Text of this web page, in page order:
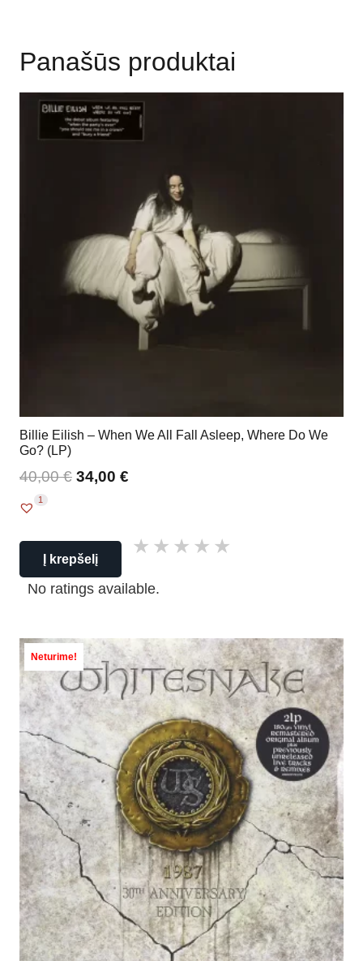
Panašūs produktai
Billie Eilish – When We All Fall Asleep, Where Do We
Go? (LP)
40,00€ 34,00 €
1
Į krepšelį
No ratings available.
Neturime!